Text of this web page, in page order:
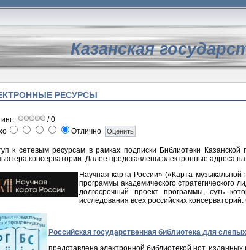
Казанская
РЕСУРСЫ
/ 0
Отлично
к сетевым ресурсам в рамках подписки Библиотеки
консерватории. Далее представлены электронные адреса
Научная карта России» («Карта
программы академического стратегического
долгосрочный проект программы, суть
исследования всех российских
Российская государственная библиотека для слепых
представлена электронной библиотекой нот,